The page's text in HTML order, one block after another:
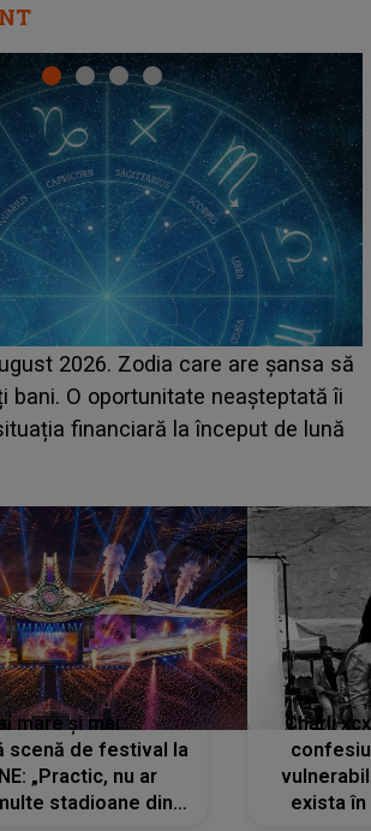
ONE, prima zi. Cine sunt artiștii
și de la ce ore au loc cele mai
pe scena principală?
mare și mai
scenă de festival la
„Practic, nu ar
stadioane din
Charli
exista